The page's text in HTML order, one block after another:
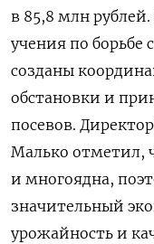
в 85,8 млн
учения по борьбе
созданы
обстановки и
посевов.
Малько отметил,
и многоядна,
значительный
урожайность и